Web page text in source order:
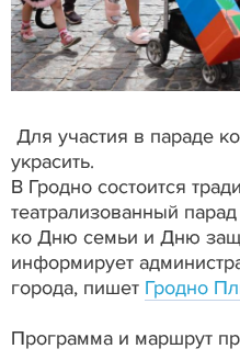
Для участия в параде
украсить.
В Гродно состоится
театрализованный
ко Дню семьи и Дню
информирует
города, пишет Гродно
Программа и маршрут